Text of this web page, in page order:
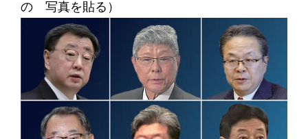
の 写真を貼る）